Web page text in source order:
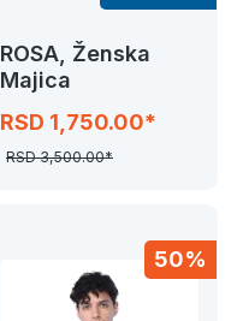
ROSA, Ženska
Majica
RSD 1,750.00*
RSD 3,500.00*
50%